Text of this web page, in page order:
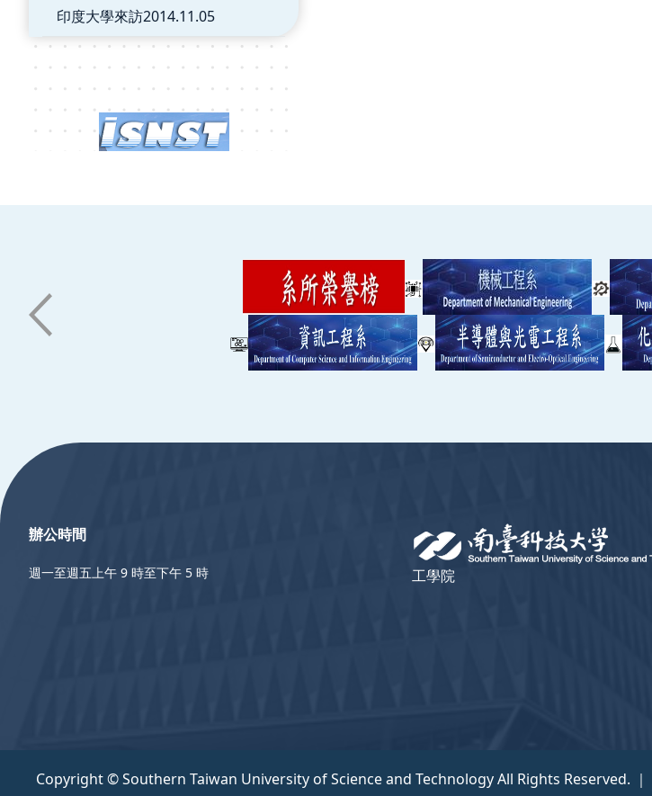
印度大學來訪2014.11.05
工學院
辦公時間
週一至週五上午 9 時至下午 5 時
Copyright © Southern Taiwan University of Science and Technology All Rights Reserved. ｜